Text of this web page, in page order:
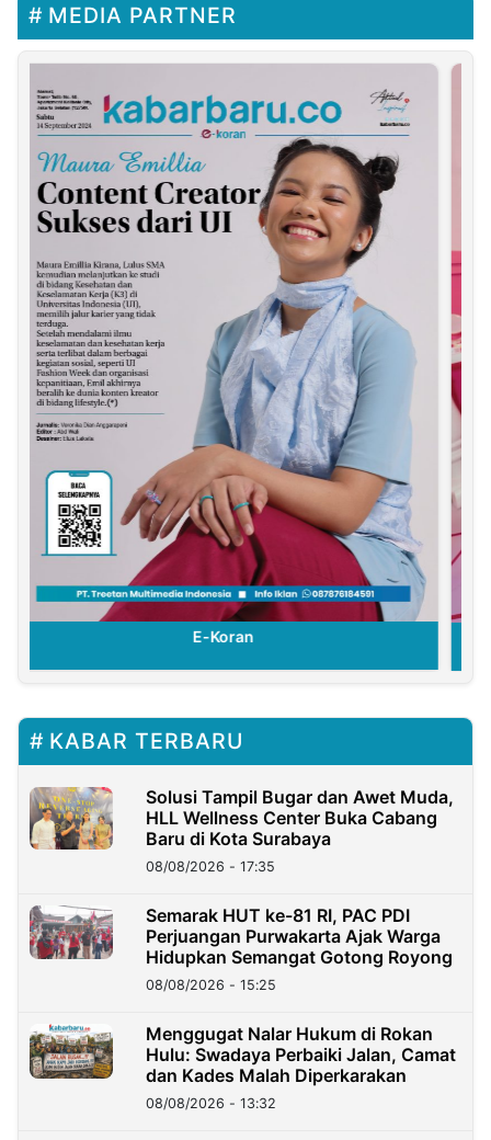
MEDIA PARTNER
E-Koran
KABAR TERBARU
Solusi Tampil Bugar dan Awet Muda,
HLL Wellness Center Buka Cabang
Baru di Kota Surabaya
08/08/2026 - 17:35
Semarak HUT ke-81 RI, PAC PDI
Perjuangan Purwakarta Ajak Warga
Hidupkan Semangat Gotong Royong
08/08/2026 - 15:25
Menggugat Nalar Hukum di Rokan
Hulu: Swadaya Perbaiki Jalan, Camat
dan Kades Malah Diperkarakan
08/08/2026 - 13:32